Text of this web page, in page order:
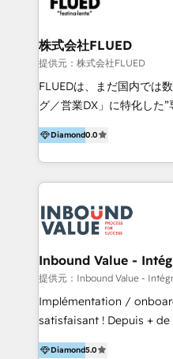
ナリオ設計まで含めてご
と。それが、ハブワンのスタン
HubSpotはもちろん、
Movable Type（Power
し、延べ100社以上の
ーコードテーマテンプレートを独
ざまな課題やニーズに対
『最適なハブ』になります。 ーーーーーーーーー
ーーーーーーーーーーー
90分程度） -現状課題の抽
件整理、必要十分な
見積り提示・ご承認、ス
キックオフ -マーケティン
戦略・戦術の設計（KPI）
株式会社FLUED
提供元：株式会社FLUED
FLUEDは、まだ国内では
グ／営業DX」に特化した”専門
化し、WEB制作や広告運
ら、インサイドセールス
まで支援しています。 「
るプロジェクト参加型の
BPO・実務まで幅広いご支援が可
年に国内初のBtoB営業DX
らはじめるBtoB営業DX
化できる! 」を出版いたしました。
活用支援以外にも、下記
ます。 - ABMターゲット定義 / リスト作成 - カスタマ
着 - WEB / LP / BtoB-EC
Diamond0.0
Inbound Value -
提供元：Inbound Value -
Implémentation /
satisfaisant ! Depuis + de 10 ans, nous
accompagnons des
Diamond5.0